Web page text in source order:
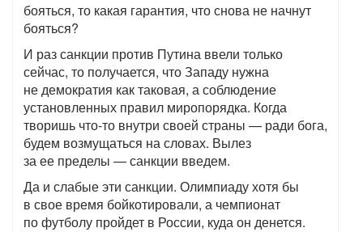
бояться, то какая гарантия, что снова не начнут
бояться?
И раз санкции против Путина ввели только
сейчас, то получается, что Западу нужна
не демократия как таковая, а соблюдение
установленных правил миропорядка. Когда
творишь что-то внутри своей страны — ради бога,
будем возмущаться на словах. Вылез
за ее пределы — санкции введем.
Да и слабые эти санкции. Олимпиаду хотя бы
в свое время бойкотировали, а чемпионат
по футболу пройдет в России, куда он денется.